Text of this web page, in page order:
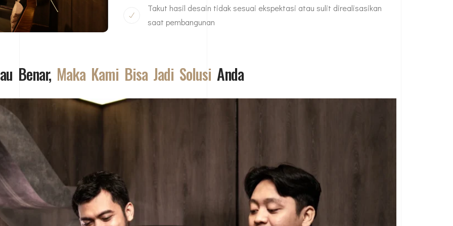
Takut hasil desain tidak sesuai ekspektasi atau sulit direalisasikan
saat pembangunan
Benar, Maka Kami Bisa Jadi Solusi Anda